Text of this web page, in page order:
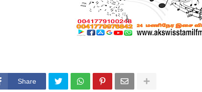
Share